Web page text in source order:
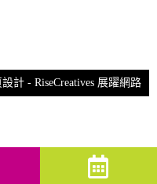
設計 - RiseCreatives 展躍網路